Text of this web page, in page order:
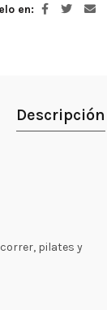
en
Descripción
pilates y